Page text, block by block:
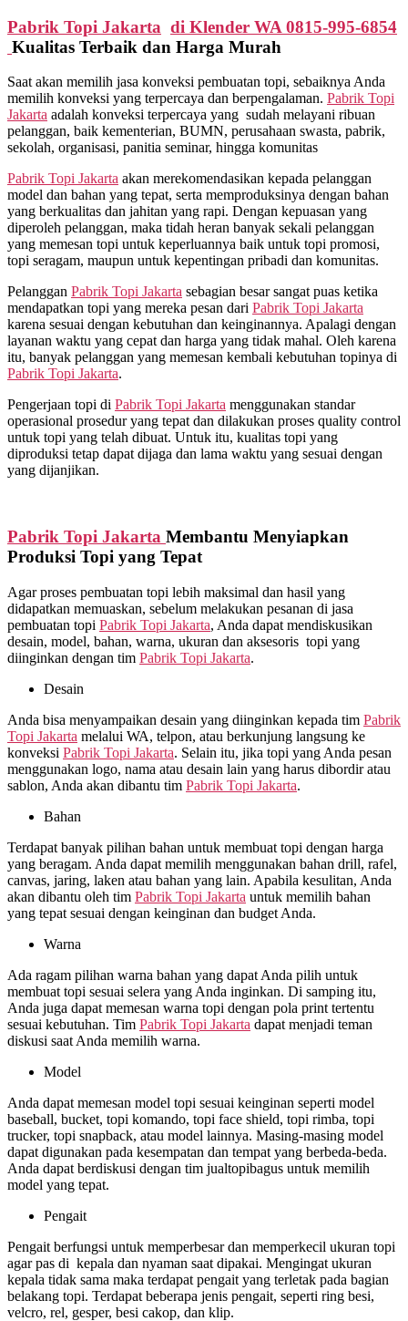
Pabrik Topi Jakarta di Klender WA 0815-995-6854
Kualitas Terbaik dan Harga Murah
Saat akan memilih jasa konveksi pembuatan topi, sebaiknya Anda
memilih konveksi yang terpercaya dan berpengalaman. Pabrik Topi
Jakarta adalah konveksi terpercaya yang sudah melayani ribuan
pelanggan, baik kementerian, BUMN, perusahaan swasta, pabrik,
sekolah, organisasi, panitia seminar, hingga komunitas
Pabrik Topi Jakarta akan merekomendasikan kepada pelanggan
model dan bahan yang tepat, serta memproduksinya dengan bahan
yang berkualitas dan jahitan yang rapi. Dengan kepuasan yang
diperoleh pelanggan, maka tidah heran banyak sekali pelanggan
yang memesan topi untuk keperluannya baik untuk topi promosi,
topi seragam, maupun untuk kepentingan pribadi dan komunitas.
Pelanggan Pabrik Topi Jakarta sebagian besar sangat puas ketika
mendapatkan topi yang mereka pesan dari Pabrik Topi Jakarta
karena sesuai dengan kebutuhan dan keinginannya. Apalagi dengan
layanan waktu yang cepat dan harga yang tidak mahal. Oleh karena
itu, banyak pelanggan yang memesan kembali kebutuhan topinya di
Pabrik Topi Jakarta.
Pengerjaan topi di Pabrik Topi Jakarta menggunakan standar
operasional prosedur yang tepat dan dilakukan proses quality control
untuk topi yang telah dibuat. Untuk itu, kualitas topi yang
diproduksi tetap dapat dijaga dan lama waktu yang sesuai dengan
yang dijanjikan.
Pabrik Topi Jakarta Membantu Menyiapkan
Produksi Topi yang Tepat
Agar proses pembuatan topi lebih maksimal dan hasil yang
didapatkan memuaskan, sebelum melakukan pesanan di jasa
pembuatan topi Pabrik Topi Jakarta, Anda dapat mendiskusikan
desain, model, bahan, warna, ukuran dan aksesoris topi yang
diinginkan dengan tim Pabrik Topi Jakarta.
Desain
Anda bisa menyampaikan desain yang diinginkan kepada tim Pabrik
Topi Jakarta melalui WA, telpon, atau berkunjung langsung ke
konveksi Pabrik Topi Jakarta. Selain itu, jika topi yang Anda pesan
menggunakan logo, nama atau desain lain yang harus dibordir atau
sablon, Anda akan dibantu tim Pabrik Topi Jakarta.
Bahan
Terdapat banyak pilihan bahan untuk membuat topi dengan harga
yang beragam. Anda dapat memilih menggunakan bahan drill, rafel,
canvas, jaring, laken atau bahan yang lain. Apabila kesulitan, Anda
akan dibantu oleh tim Pabrik Topi Jakarta untuk memilih bahan
yang tepat sesuai dengan keinginan dan budget Anda.
Warna
Ada ragam pilihan warna bahan yang dapat Anda pilih untuk
membuat topi sesuai selera yang Anda inginkan. Di samping itu,
Anda juga dapat memesan warna topi dengan pola print tertentu
sesuai kebutuhan. Tim Pabrik Topi Jakarta dapat menjadi teman
diskusi saat Anda memilih warna.
Model
Anda dapat memesan model topi sesuai keinginan seperti model
baseball, bucket, topi komando, topi face shield, topi rimba, topi
trucker, topi snapback, atau model lainnya. Masing-masing model
dapat digunakan pada kesempatan dan tempat yang berbeda-beda.
Anda dapat berdiskusi dengan tim jualtopibagus untuk memilih
model yang tepat.
Pengait
Pengait berfungsi untuk memperbesar dan memperkecil ukuran topi
agar pas di kepala dan nyaman saat dipakai. Mengingat ukuran
kepala tidak sama maka terdapat pengait yang terletak pada bagian
belakang topi. Terdapat beberapa jenis pengait, seperti ring besi,
velcro, rel, gesper, besi cakop, dan klip.